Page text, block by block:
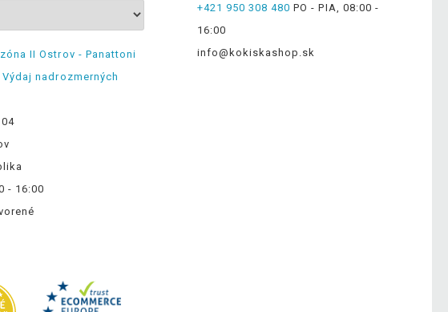
II Ostrov - Panattoni
nadrozmerných
- 16:00
+421 950 308 480 PO - PIA, 08:00 -
16:00
info@kokiskashop.sk